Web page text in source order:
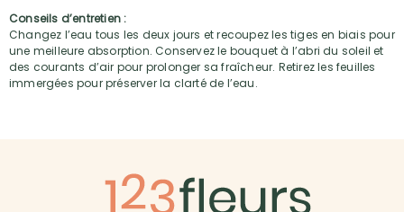
Conseils d’entretien :
Changez l’eau tous les deux jours et recoupez les tiges en biais pour
une meilleure absorption. Conservez le bouquet à l’abri du soleil et
des courants d’air pour prolonger sa fraîcheur. Retirez les feuilles
immergées pour préserver la clarté de l’eau.